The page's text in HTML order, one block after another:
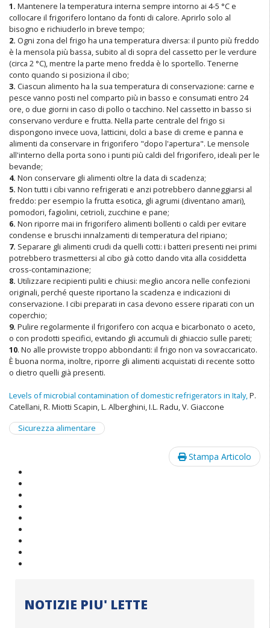
1. Mantenere la temperatura interna sempre intorno ai 4-5 °C e
collocare il frigorifero lontano da fonti di calore. Aprirlo solo al
bisogno e richiuderlo in breve tempo;
2. Ogni zona del frigo ha una temperatura diversa: il punto più freddo
è la mensola più bassa, subito al di sopra del cassetto per le verdure
(circa 2 °C), mentre la parte meno fredda è lo sportello. Tenerne
conto quando si posiziona il cibo;
3. Ciascun alimento ha la sua temperatura di conservazione: carne e
pesce vanno posti nel comparto più in basso e consumati entro 24
ore, o due giorni in caso di pollo o tacchino. Nel cassetto in basso si
conservano verdure e frutta. Nella parte centrale del frigo si
dispongono invece uova, latticini, dolci a base di creme e panna e
alimenti da conservare in frigorifero "dopo l'apertura". Le mensole
all'interno della porta sono i punti più caldi del frigorifero, ideali per le
bevande;
4. Non conservare gli alimenti oltre la data di scadenza;
5. Non tutti i cibi vanno refrigerati e anzi potrebbero danneggiarsi al
freddo: per esempio la frutta esotica, gli agrumi (diventano amari),
pomodori, fagiolini, cetrioli, zucchine e pane;
6. Non riporre mai in frigorifero alimenti bollenti o caldi per evitare
condense e bruschi innalzamenti di temperatura del ripiano;
7. Separare gli alimenti crudi da quelli cotti: i batteri presenti nei primi
potrebbero trasmettersi al cibo già cotto dando vita alla cosiddetta
cross-contaminazione;
8. Utilizzare recipienti puliti e chiusi: meglio ancora nelle confezioni
originali, perché queste riportano la scadenza e indicazioni di
conservazione. I cibi preparati in casa devono essere riparati con un
coperchio;
9. Pulire regolarmente il frigorifero con acqua e bicarbonato o aceto,
o con prodotti specifici, evitando gli accumuli di ghiaccio sulle pareti;
10. No alle provviste troppo abbondanti: il frigo non va sovraccaricato.
È buona norma, inoltre, riporre gli alimenti acquistati di recente sotto
o dietro quelli già presenti.
Levels of microbial contamination of domestic refrigerators in Italy,P.
Catellani, R. Miotti Scapin, L. Alberghini, I.L. Radu, V. Giaccone
Sicurezza alimentare
Stampa Articolo
NOTIZIE PIU' LETTE